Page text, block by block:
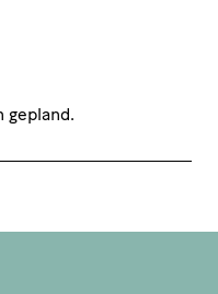
gepland.